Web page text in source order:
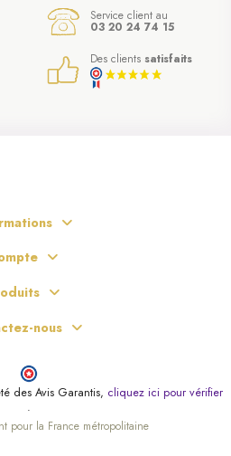
Service client au
03 20 24 74 15
Des clients satisfaits
nous
des Avis Garantis, cliquez ici pour vérifier
.
pour la France métropolitaine